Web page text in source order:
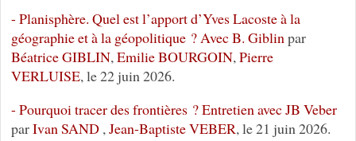
- Planisphère. Quel est l’apport d’Yves Lacoste à la
géographie et à la géopolitique ? Avec B. Giblinpar
Béatrice GIBLIN,Emilie BOURGOIN,Pierre
VERLUISE, le 22 juin 2026.
- Pourquoi tracer des frontières ? Entretien avec JB Veber
parIvan SAND ,Jean-Baptiste VEBER, le 21 juin 2026.